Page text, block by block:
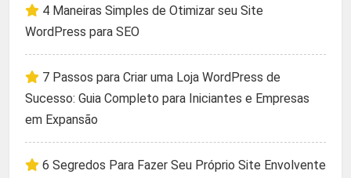
4 Maneiras Simples de Otimizar seu Site
WordPress para SEO
7 Passos para Criar uma Loja WordPress de
Sucesso: Guia Completo para Iniciantes e Empresas
em Expansão
6 Segredos Para Fazer Seu Próprio Site Envolvente